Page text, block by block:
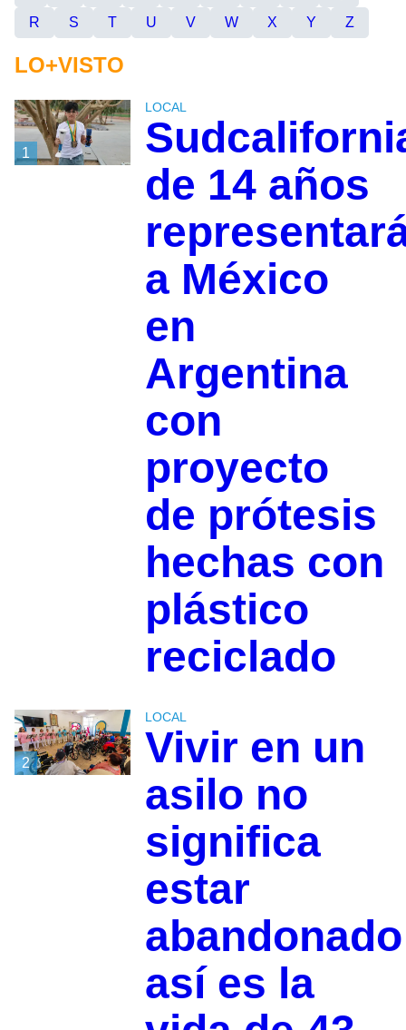
R
S T U V W X Y Z
LO+VISTO
1
LOCAL
de 14 años
a México
en
Argentina
con
proyecto
de prótesis
hechas con
plástico
reciclado
2
LOCAL
Vivir en un
asilo no
significa
estar
así es la